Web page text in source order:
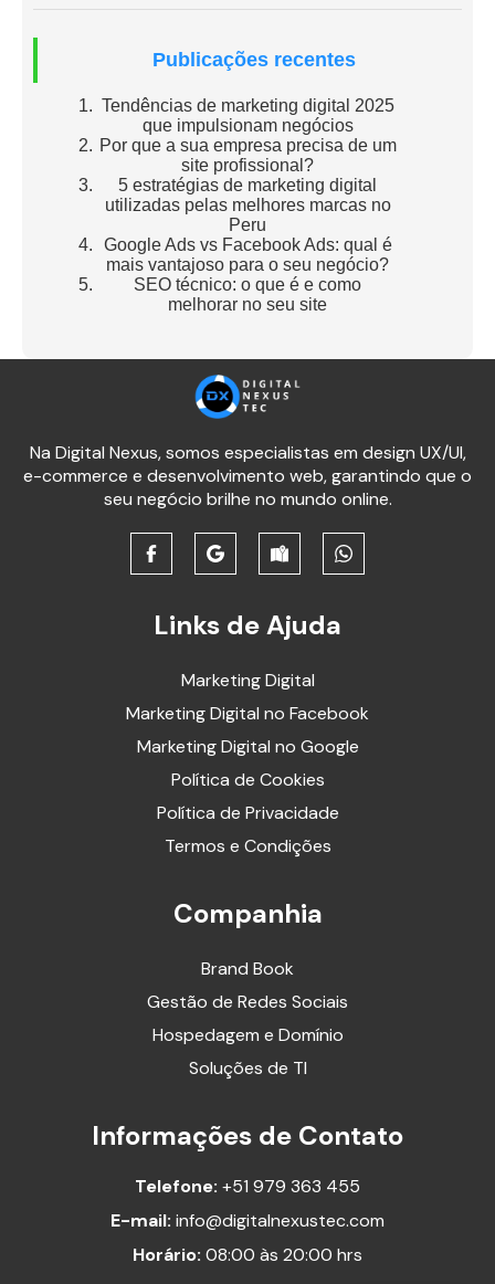
Publicações recentes
Tendências de marketing digital 2025
que impulsionam negócios
Por que a sua empresa precisa de um
site profissional?
5 estratégias de marketing digital
utilizadas pelas melhores marcas no
Peru
Google Ads vs Facebook Ads: qual é
mais vantajoso para o seu negócio?
SEO técnico: o que é e como
melhorar no seu site
Na Digital Nexus, somos especialistas em design UX/UI,
e-commerce e desenvolvimento web, garantindo que o
seu negócio brilhe no mundo online.
Links de Ajuda
Marketing Digital
Marketing Digital no Facebook
Marketing Digital no Google
Política de Cookies
Política de Privacidade
Termos e Condições
Companhia
Brand Book
Gestão de Redes Sociais
Hospedagem e Domínio
Soluções de TI
Informações de Contato
Telefone: +51 979 363 455
E-mail: info@digitalnexustec.com
Horário: 08:00 às 20:00 hrs